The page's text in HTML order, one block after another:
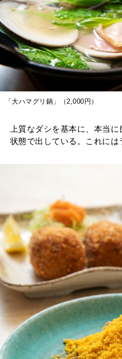
「大ハマグリ鍋」（2,000円）
上質なダシを基本に、本当
状態で出している。これには